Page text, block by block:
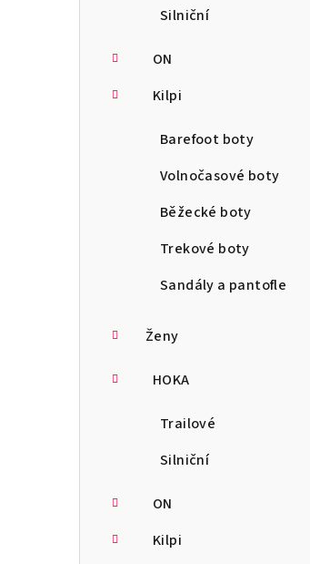
Silniční
ON
Kilpi
Barefoot boty
Volnočasové boty
Běžecké boty
Trekové boty
Sandály a pantofle
Ženy
HOKA
Trailové
Silniční
ON
Kilpi